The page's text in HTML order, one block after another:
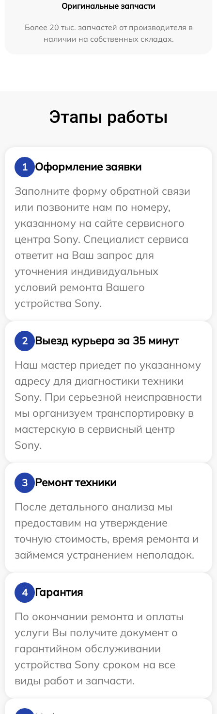
Оригинальные запчасти
Более 20 тыс. запчастей от производителя в
наличии на собственных складах.
Этапы работы
1
Оформление заявки
Заполните форму обратной связи
или позвоните нам по номеру,
указанному на сайте сервисного
центра Sony. Специалист сервиса
ответит на Ваш запрос для
уточнения индивидуальных
условий ремонта Вашего
устройства Sony.
2
Выезд курьера за 35 минут
Наш мастер приедет по указанному
адресу для диагностики техники
Sony. При серьезной неисправности
мы организуем транспортировку в
мастерскую в сервисный центр
Sony.
3
Ремонт техники
После детального анализа мы
предоставим на утверждение
точную стоимость, время ремонта и
займемся устранением неполадок.
4
Гарантия
По окончании ремонта и оплаты
услуги Вы получите документ о
гарантийном обслуживании
устройства Sony сроком на все
виды работ и запчасти.